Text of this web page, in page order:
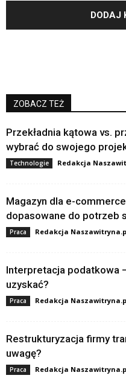
ZOBACZ TEŻ
Przekładnia kątowa vs.
wybrać do swojego
Technologie Redakcja
Magazyn dla e-
dopasowane do potrzeb
Praca Redakcja
Interpretacja podatkowa
uzyskać?
Praca Redakcja
Restrukturyzacja firmy
uwagę?
Praca Redakcja